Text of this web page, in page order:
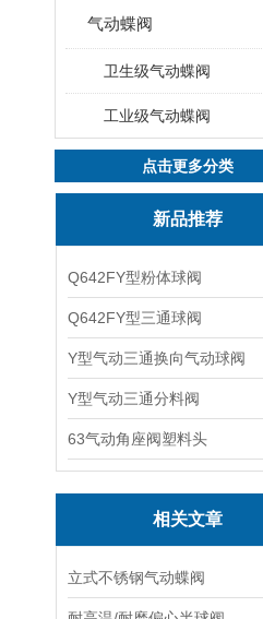
气动蝶阀
卫生级气动蝶阀
工业级气动蝶阀
点击更多分类
新品推荐
Q642FY型粉体球阀
Q642FY型三通球阀
Y型气动三通换向气动球阀
Y型气动三通分料阀
63气动角座阀塑料头
相关文章
立式不锈钢气动蝶阀